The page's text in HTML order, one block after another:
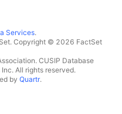
Services.
Copyright © 2026 FactSet
CUSIP Database
All rights reserved.
by Quartr.